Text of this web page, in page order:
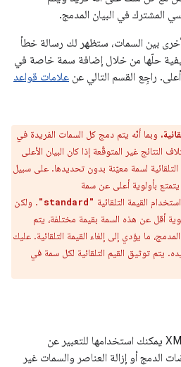
المشترك في البيان المدمج.
بين السمات، ستظهر لك رسالة خطأ
حلّها من خلال إضافة سمة خاصة في
راجِع القسم التالي عن علامات قواعد
وبما أنّه يتم دمج كل السمات الفريدة في
النتائج غير المتوقّعة إذا كان البيان الأعلى
لسمة معيّنة بدون تحديدها. على سبيل
يتمتع بأولوية أعلى عن سمة
القيمة التلقائية "standard". ولكن
أقل عن هذه السمة بقيمة مختلفة، يتم
ما يؤدي إلى إلغاء القيمة التلقائية. عليك
يتم توثيق القيم التلقائية لكل سمة في
هي سمة XML يمكنك استخدامها للتعبير عن
أو إزالة العناصر والسمات غير